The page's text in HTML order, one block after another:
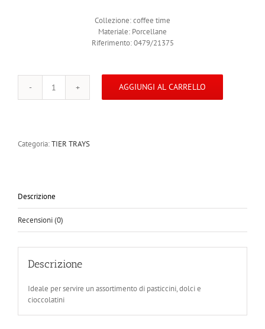
Collezione: coffee time
Materiale: Porcellane
Riferimento: 0479/21375
Servo
2
AGGIUNGI AL CARRELLO
Categoria:TIER TRAYS
Descrizione
Recensioni (0)
Descrizione
Ideale per servire un assortimento di pasticcini, dolci e
cioccolatini